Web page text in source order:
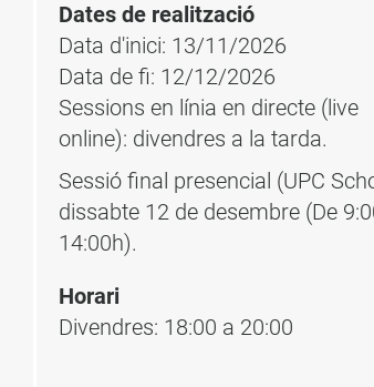
Dates de realització
Data d'inici: 13/11/2026
Data de fi: 12/12/2026
Sessions en línia en directe (live
online): divendres a la tarda.
Sessió final presencial (UPC
dissabte 12 de desembre (De
14:00h).
Horari
Divendres: 18:00 a 20:00